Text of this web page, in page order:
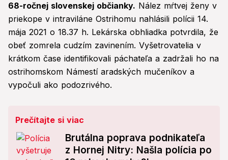
68-ročnej slovenskej občianky. Nález mŕtvej ženy v
priekope v intraviláne Ostrihomu nahlásili polícii 14.
mája 2021 o 18.37 h. Lekárska obhliadka potvrdila, že
obeť zomrela cudzím zavinením. Vyšetrovatelia v
krátkom čase identifikovali páchateľa a zadržali ho na
ostrihomskom Námestí aradských mučeníkov a
vypočuli ako podozrivého.
Prečítajte si viac
Brutálna poprava podnikateľa
z Hornej Nitry: Našla polícia po